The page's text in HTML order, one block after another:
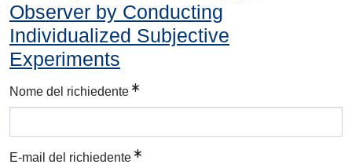
Observer by Conducting
Individualized Subjective
Experiments
Nome del richiedente
E-mail del richiedente